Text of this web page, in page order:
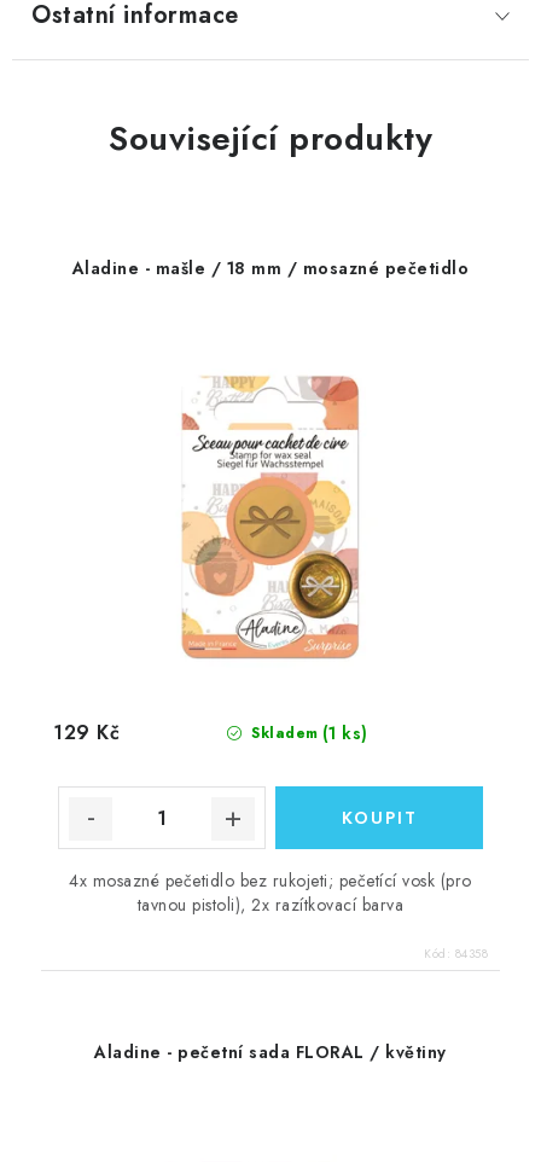
Ostatní informace
Související produkty
Aladine - mašle / 18 mm / mosazné pečetidlo
Skladem (1 ks)
129 Kč
4x mosazné pečetidlo bez rukojeti; pečetící vosk (pro
tavnou pistoli), 2x razítkovací barva
Kód: 84358
Aladine - pečetní sada FLORAL / květiny